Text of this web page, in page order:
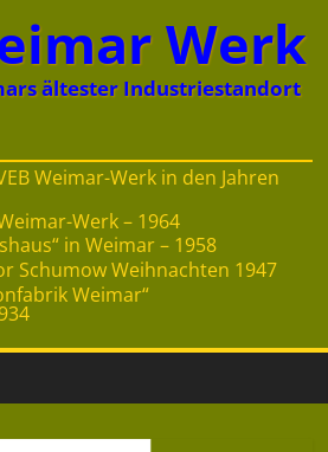
Werk
ältester Industriestandort
Weimar-Werk in den Jahren
Werk – 1964
in Weimar – 1958
Schumow Weihnachten 1947
Weimar“